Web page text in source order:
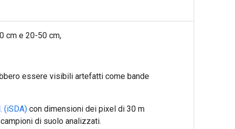
cm e 20-50 cm,
essere visibili artefatti come bande
(iSDA) con dimensioni dei pixel di 30 m
di suolo analizzati.